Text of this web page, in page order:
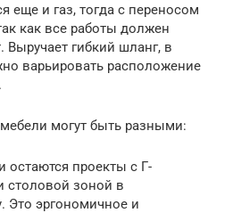
еще и газ, тогда с переносом
как все работы должен
гибкий шланг, в
варьировать расположение
могут быть разными:
проекты с Г-
столовой зоной в
Это эргономичное и